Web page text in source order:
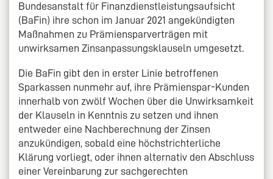
Bundesanstalt für Finanzdienstleistungsaufsicht
(BaFin) ihre schon im Januar 2021 angekündigten
Maßnahmen zu Prämiensparverträgen mit
unwirksamen Zinsanpassungsklauseln umgesetzt.
Die BaFin gibt den in erster Linie betroffenen
Sparkassen nunmehr auf, ihre Prämienspar-Kunden
innerhalb von zwölf Wochen über die Unwirksamkeit
der Klauseln in Kenntnis zu setzen und ihnen
entweder eine Nachberechnung der Zinsen
anzukündigen, sobald eine höchstrichterliche
Klärung vorliegt, oder ihnen alternativ den Abschluss
einer Vereinbarung zur sachgerechten